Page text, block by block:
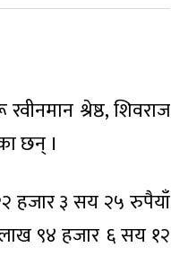
श्रेष्ठ, शिवराज
छन् ।
हजार ३ सय २५ रुपैयाँ
९४ हजार ६ सय १२